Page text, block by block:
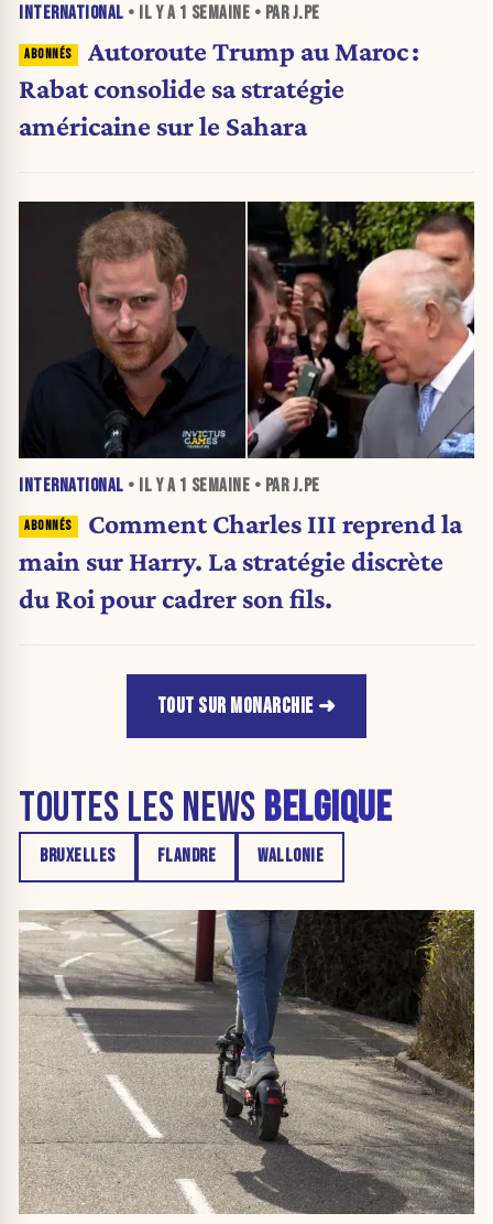
INTERNATIONAL • IL Y A 1 SEMAINE • PAR J.PE
Autoroute Trump au Maroc :
Rabat consolide sa stratégie
américaine sur le Sahara
INTERNATIONAL • IL Y A 1 SEMAINE • PAR J.PE
Comment Charles III reprend la
main sur Harry. La stratégie discrète
du Roi pour cadrer son fils.
TOUT SUR MONARCHIE
TOUTES LES NEWS BELGIQUE
BRUXELLES FLANDRE WALLONIE